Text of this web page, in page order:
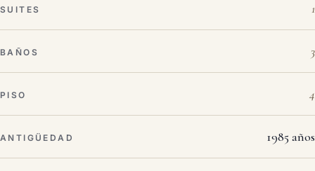
SUITES 1
BAÑOS 3
PISO 4
ANTIGÜEDAD 1985 años